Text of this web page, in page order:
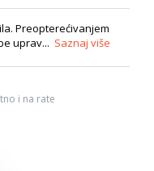
Preopterećivanjem
uprav... Saznaj više
i na rate